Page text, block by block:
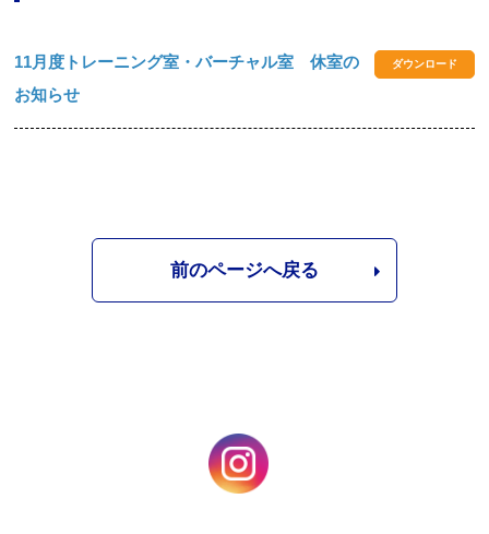
11月度トレーニング室・バーチャル室 休室の
お知らせ
ダウンロード
前のページへ戻る